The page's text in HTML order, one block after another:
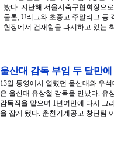
봤다. 지난해 서울시축구협회장으
물론, U리그와 초중고 주말리그 등
현장에서 건재함을 과시하고 있는
울산대 감독 부임 두 달만
13일 통영에서 열렸던 울산대와 우
은 울산대 유상철 감독을 만났다. 유
감독직을 맡으며 1년여만에 다시 그
을 잡게 됐다. 춘천기계공고 창단팀